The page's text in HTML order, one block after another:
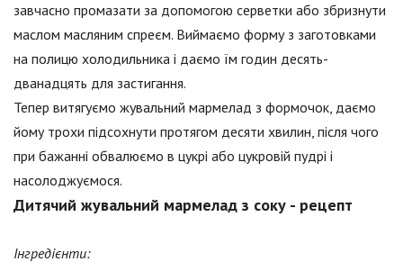
завчасно промазати за допомогою серветки або збризнути
маслом масляним спреєм. Виймаємо форму з заготовками
на полицю холодильника і даємо їм годин десять-
дванадцять для застигання.
Тепер витягуємо жувальний мармелад з формочок, даємо
йому трохи підсохнути протягом десяти хвилин, після чого
при бажанні обвалюємо в цукрі або цукровій пудрі і
насолоджуємося.
Дитячий жувальний мармелад з соку - рецепт
Інгредієнти: